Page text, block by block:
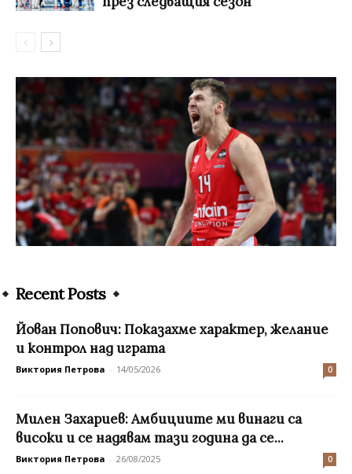
Recent Posts
Йован Попович: Показахме характер, желание
и контрол над играта
Виктория Петрова - 14/05/2026 0
Милен Захариев: Амбициите ми винаги са
високи и се надявам тази година да се...
Виктория Петрова - 26/08/2025 0